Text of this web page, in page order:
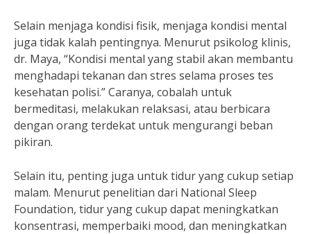
Selain menjaga kondisi fisik, menjaga kondisi mental
juga tidak kalah pentingnya. Menurut psikolog klinis,
dr. Maya, “Kondisi mental yang stabil akan membantu
menghadapi tekanan dan stres selama proses tes
kesehatan polisi.” Caranya, cobalah untuk
bermeditasi, melakukan relaksasi, atau berbicara
dengan orang terdekat untuk mengurangi beban
pikiran.
Selain itu, penting juga untuk tidur yang cukup setiap
malam. Menurut penelitian dari National Sleep
Foundation, tidur yang cukup dapat meningkatkan
konsentrasi, memperbaiki mood, dan meningkatkan